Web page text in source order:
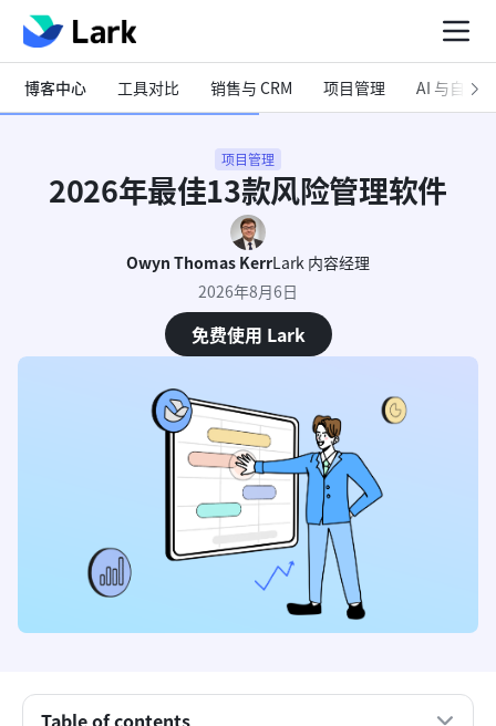
博客中心 工具对比 销售与 CRM 项目管理 AI 与自动化
项目管理
2026年最佳13款风险管理软件
Owyn Thomas KerrLark 内容经理
2026年8月6日
免费使用 Lark
Table of contents